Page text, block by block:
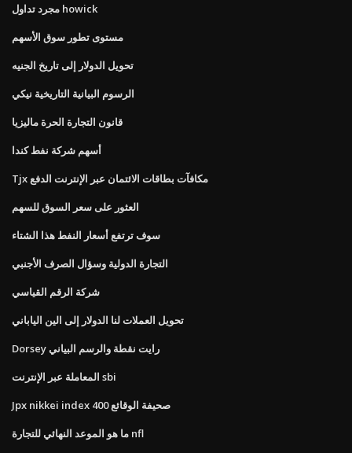
مجرد تداول howick
مستوى تطور سوق الأسهم
تحويل الدولار إلى تاريخ الجنيه
الرسوم البيانية التاريخية نيكي
قانون التجارة الحرة ماليزيا
أسهم شركة نفط كندا
Tjx مكافآت بطاقات الائتمان عبر الإنترنت الدفع
العثور على سعر السوق للسهم
سوف ترتفع أسعار النفط هذا الشتاء
التجارة الدولية وسؤال الصرف الأجنبي
شركة الرقم القياسي
تحويل العملات لنا الدولار إلى الين الياباني
Dorsey رايت نقطة والرسم البياني
المعاملة عبر الإنترنت sbi
Jpx nikkei index 400 صحيفة الوقائع
ما هو الموعد النهائي للتجارة nfl